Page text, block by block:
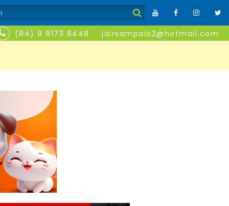
(84) 9 8173 8448 jairsampaio2@hotmail.com